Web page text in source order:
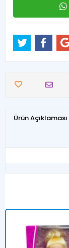
Ürün Açıklaması